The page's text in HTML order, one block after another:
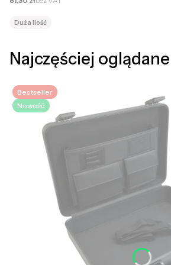
Duża ilość
Najczęściej oglądane
Bestseller
Nowość